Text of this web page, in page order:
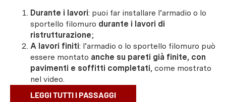
Durante i lavori: puoi far installare l’armadio o lo
sportello filomuro durante i lavori di
ristrutturazione;
A lavori finiti: l’armadio o lo sportello filomuro può
essere montato anche su pareti già finite, con
pavimenti e soffitti completati, come mostrato
nel video.
LEGGI TUTTI I PASSAGGI